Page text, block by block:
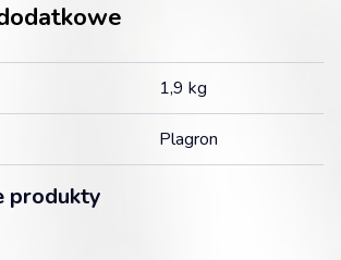
1,9 kg
Plagron
produkty